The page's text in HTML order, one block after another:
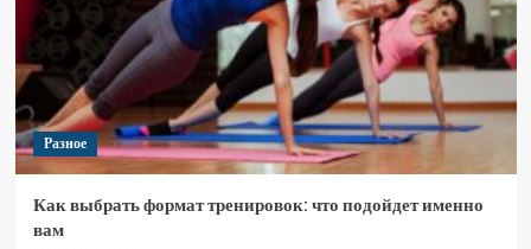
Разное
Как выбрать формат тренировок: что подойдет именно
вам